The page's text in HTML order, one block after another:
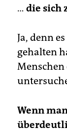
… die sich
Ja, denn
gehalten
Wenn